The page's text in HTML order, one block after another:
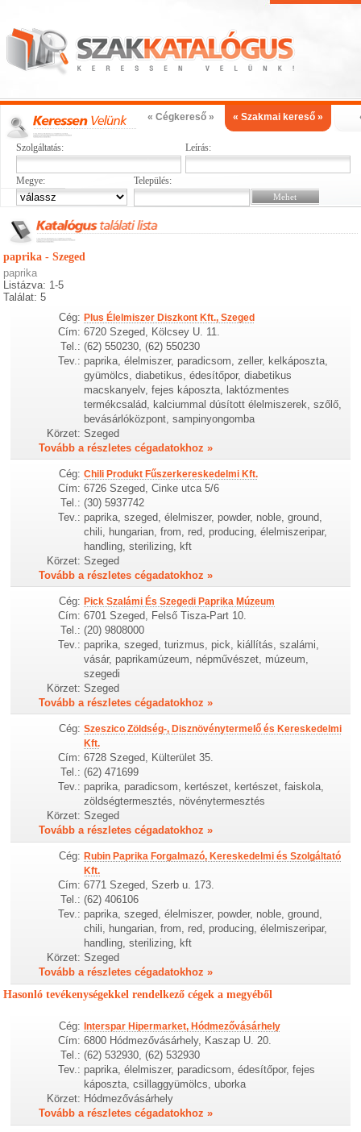
« Cégkereső » « Szakmai kereső »
Szolgáltatás: Leírás:
Megye: Település:
paprika - Szeged
paprika
Listázva: 1-5
Találat: 5
Cég: Plus Élelmiszer Diszkont Kft., Szeged
Cím: 6720 Szeged, Kölcsey U. 11.
Tel.: (62) 550230, (62) 550230
Tev.: paprika, élelmiszer, paradicsom, zeller, kelkáposzta,
gyümölcs, diabetikus, édesítőpor, diabetikus
macskanyelv, fejes káposzta, laktózmentes
termékcsalád, kalciummal dúsított élelmiszerek, szőlő,
bevásárlóközpont, sampinyongomba
Körzet: Szeged
Tovább a részletes cégadatokhoz »
Cég: Chili Produkt Fűszerkereskedelmi Kft.
Cím: 6726 Szeged, Cinke utca 5/6
Tel.: (30) 5937742
Tev.: paprika, szeged, élelmiszer, powder, noble, ground,
chili, hungarian, from, red, producing, élelmiszeripar,
handling, sterilizing, kft
Körzet: Szeged
Tovább a részletes cégadatokhoz »
Cég: Pick Szalámi És Szegedi Paprika Múzeum
Cím: 6701 Szeged, Felső Tisza-Part 10.
Tel.: (20) 9808000
Tev.: paprika, szeged, turizmus, pick, kiállítás, szalámi,
vásár, paprikamúzeum, népművészet, múzeum,
szegedi
Körzet: Szeged
Tovább a részletes cégadatokhoz »
Cég: Szeszico Zöldség-, Disznövénytermelő és Kereskedelmi
Kft.
Cím: 6728 Szeged, Külterület 35.
Tel.: (62) 471699
Tev.: paprika, paradicsom, kertészet, kertészet, faiskola,
zöldségtermesztés, növénytermesztés
Körzet: Szeged
Tovább a részletes cégadatokhoz »
Cég: Rubin Paprika Forgalmazó, Kereskedelmi és Szolgáltató
Kft.
Cím: 6771 Szeged, Szerb u. 173.
Tel.: (62) 406106
Tev.: paprika, szeged, élelmiszer, powder, noble, ground,
chili, hungarian, from, red, producing, élelmiszeripar,
handling, sterilizing, kft
Körzet: Szeged
Tovább a részletes cégadatokhoz »
Hasonló tevékenységekkel rendelkező cégek a megyéből
Cég: Interspar Hipermarket, Hódmezővásárhely
Cím: 6800 Hódmezővásárhely, Kaszap U. 20.
Tel.: (62) 532930, (62) 532930
Tev.: paprika, élelmiszer, paradicsom, édesítőpor, fejes
káposzta, csillaggyümölcs, uborka
Körzet: Hódmezővásárhely
Tovább a részletes cégadatokhoz »